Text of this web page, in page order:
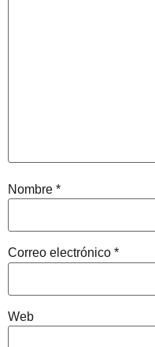
Nombre *
Correo electrónico *
Web